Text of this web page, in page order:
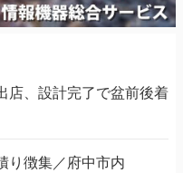
店、設計完了で盆前後着
り徴集／府中市内